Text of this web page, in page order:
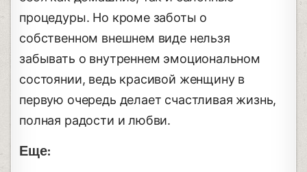
процедуры. Но кроме заботы о
собственном внешнем виде нельзя
забывать о внутреннем эмоциональном
состоянии, ведь красивой женщину в
первую очередь делает счастливая жизнь,
полная радости и любви.
Еще: